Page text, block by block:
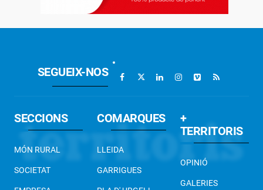
SEGUEIX-NOS
SECCIONS
MÓN RURAL
SOCIETAT
COMARQUES
LLEIDA
GARRIGUES
+
TERRITORIS
OPINIÓ
GALERIES